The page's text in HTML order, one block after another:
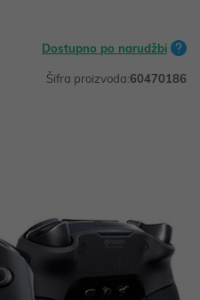
Dostupno po narudžbi
Šifra proizvoda:60470186